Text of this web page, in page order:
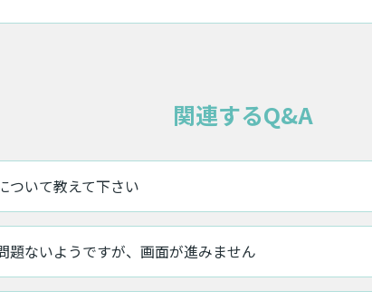
関連するQ&A
ついて教えて下さい
題ないようですが、画面が進みません